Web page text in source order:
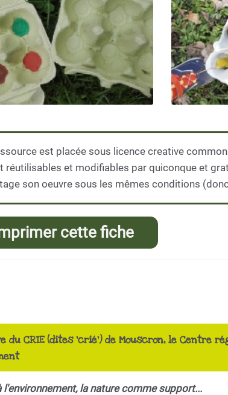
est placée sous licence creative
réutilisables et modifiables par quiconque et
son oeuvre sous les mêmes conditions
cette fiche
du CRIE (dites 'crié') de Mouscron, le Centre
l'environnement, la nature comme support...